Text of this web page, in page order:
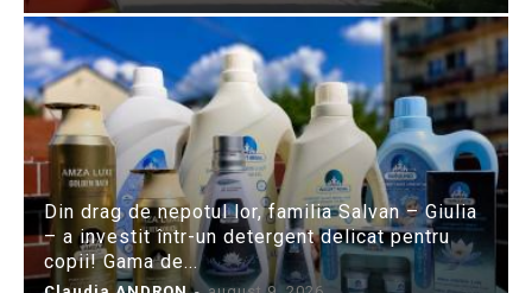
Din drag de nepotul lor, familia Salvan – Giulia
– a investit într-un detergent delicat pentru
copii! Gama de...